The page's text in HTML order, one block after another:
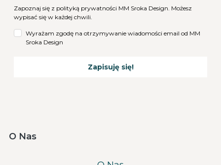
Zapoznaj się z polityką prywatności MM Sroka Design. Możesz
wypisać się w każdej chwili.
Wyrażam zgodę na otrzymywanie wiadomości email od MM
Sroka Design
Zapisuję się!
O Nas